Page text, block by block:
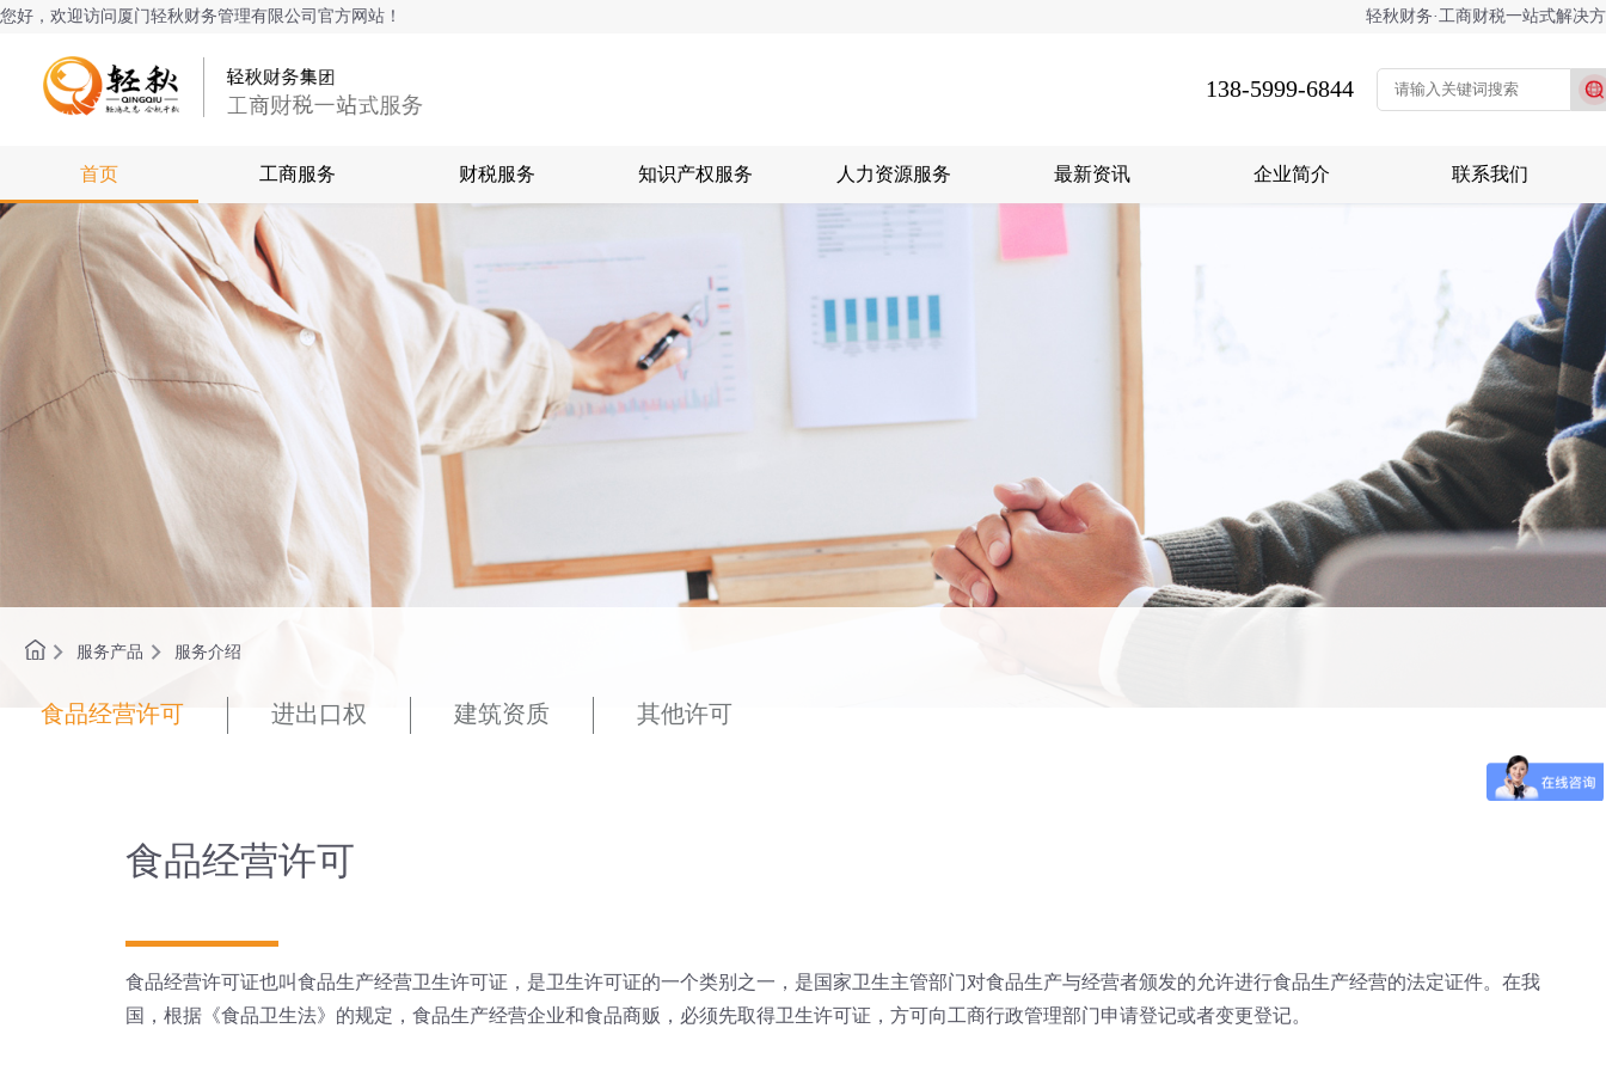
您好，欢迎访问厦门轻秋财务管理有限公司官方网站！ 轻秋财务·工商财税一站式解决
138-5999-6844
首页 工商服务 财税服务 知识产权服务 人力资源服务 最新资讯 企业简介 联系我们
服务产品 服务介绍
食品经营许可 进出口权 建筑资质 其他许可
食品经营许可
食品经营许可证也叫食品生产经营卫生许可证，是卫生许可证的一个类别之一，是国家卫生主管部门对食品生产与经营者颁发的允许进行食品生产经营的法定证件。在我
国，根据《食品卫生法》的规定，食品生产经营企业和食品商贩，必须先取得卫生许可证，方可向工商行政管理部门申请登记或者变更登记。